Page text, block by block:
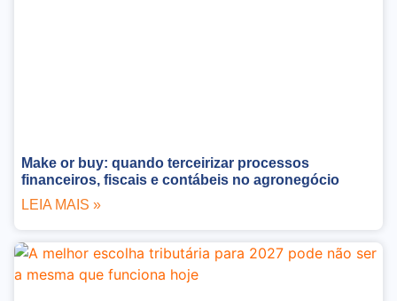
Make or buy: quando terceirizar processos
financeiros, fiscais e contábeis no agronegócio
LEIA MAIS »